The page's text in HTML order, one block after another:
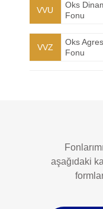
VVU
Oks
Fonu
VVZ
Oks
Fonu
aşağıdaki